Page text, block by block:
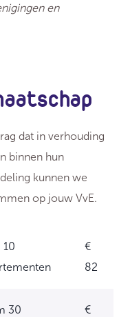
en
dat in verhouding
binnen hun
kunnen we
op jouw VvE.
10
€
82
30
€